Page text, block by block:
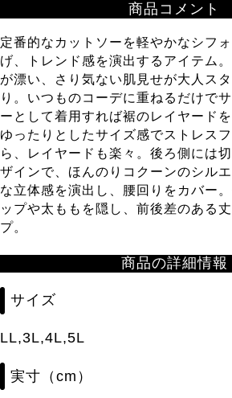
商品コメント
定番的なカットソーを軽やかなシフ
げ、トレンド感を演出するアイテム
が漂い、さり気ない肌見せが大人ス
り。いつものコーデに重ねるだけで
ーとして着用すれば裾のレイヤードを
ゆったりとしたサイズ感でストレス
ら、レイヤードも楽々。後ろ側には
ザインで、ほんのりコクーンのシル
な立体感を演出し、腰回りをカバー
ップや太ももを隠し、前後差のある
プ。
商品の詳細情報
サイズ
LL,3L,4L,5L
実寸（cm）